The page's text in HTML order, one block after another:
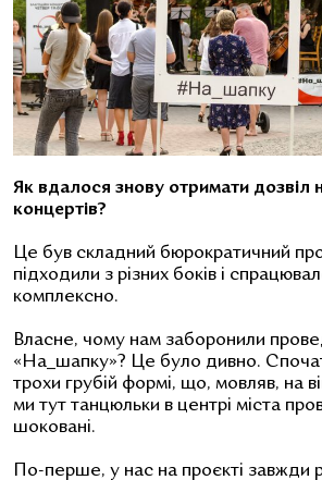
Як вдалося знову отримати дозвіл
концертів?
Це був складний бюрократичний
підходили з різних боків і
комплексно.
Власне, чому нам заборонили
«На_шапку»? Це було дивно.
трохи грубій формі, що, мовляв, на
ми тут танцюльки в центрі міста
шоковані.
По-перше, у нас на проєкті завжди